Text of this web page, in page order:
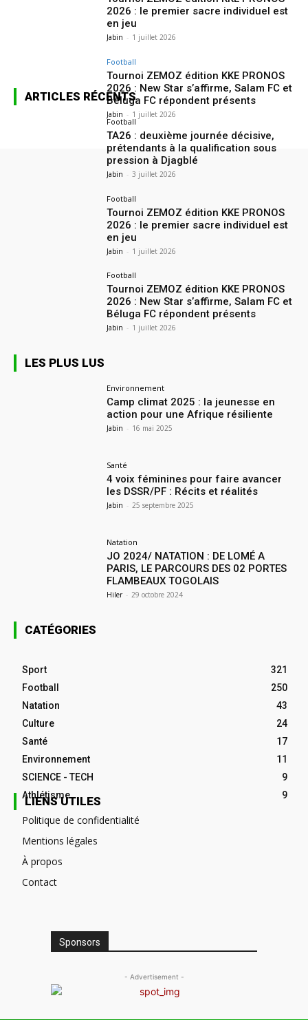
2026 : le premier sacre individuel est
en jeu
Jabin - 1 juillet 2026
Football
Tournoi ZEMOZ édition KKE PRONOS
2026 : New Star s’affirme, Salam FC et
Béluga FC répondent présents
Jabin - 1 juillet 2026
ARTICLES RÉCENTS
Football
TA26 : deuxième journée décisive,
prétendants à la qualification sous
pression à Djagblé
Jabin - 3 juillet 2026
Football
Tournoi ZEMOZ édition KKE PRONOS
2026 : le premier sacre individuel est
en jeu
Jabin - 1 juillet 2026
Football
Tournoi ZEMOZ édition KKE PRONOS
2026 : New Star s’affirme, Salam FC et
Béluga FC répondent présents
Jabin - 1 juillet 2026
LES PLUS LUS
Environnement
Camp climat 2025 : la jeunesse en
action pour une Afrique résiliente
Jabin - 16 mai 2025
Santé
4 voix féminines pour faire avancer
les DSSR/PF : Récits et réalités
Jabin - 25 septembre 2025
Natation
JO 2024/ NATATION : DE LOMÉ A
PARIS, LE PARCOURS DES 02 PORTES
FLAMBEAUX TOGOLAIS
Hiler - 29 octobre 2024
CATÉGORIES
Sport
321
Football
250
Natation
43
Culture
24
Santé
17
Environnement
11
SCIENCE - TECH
9
Athlétisme
9
LIENS UTILES
Politique de confidentialité
Mentions légales
À propos
Contact
Sponsors
- Advertisement -